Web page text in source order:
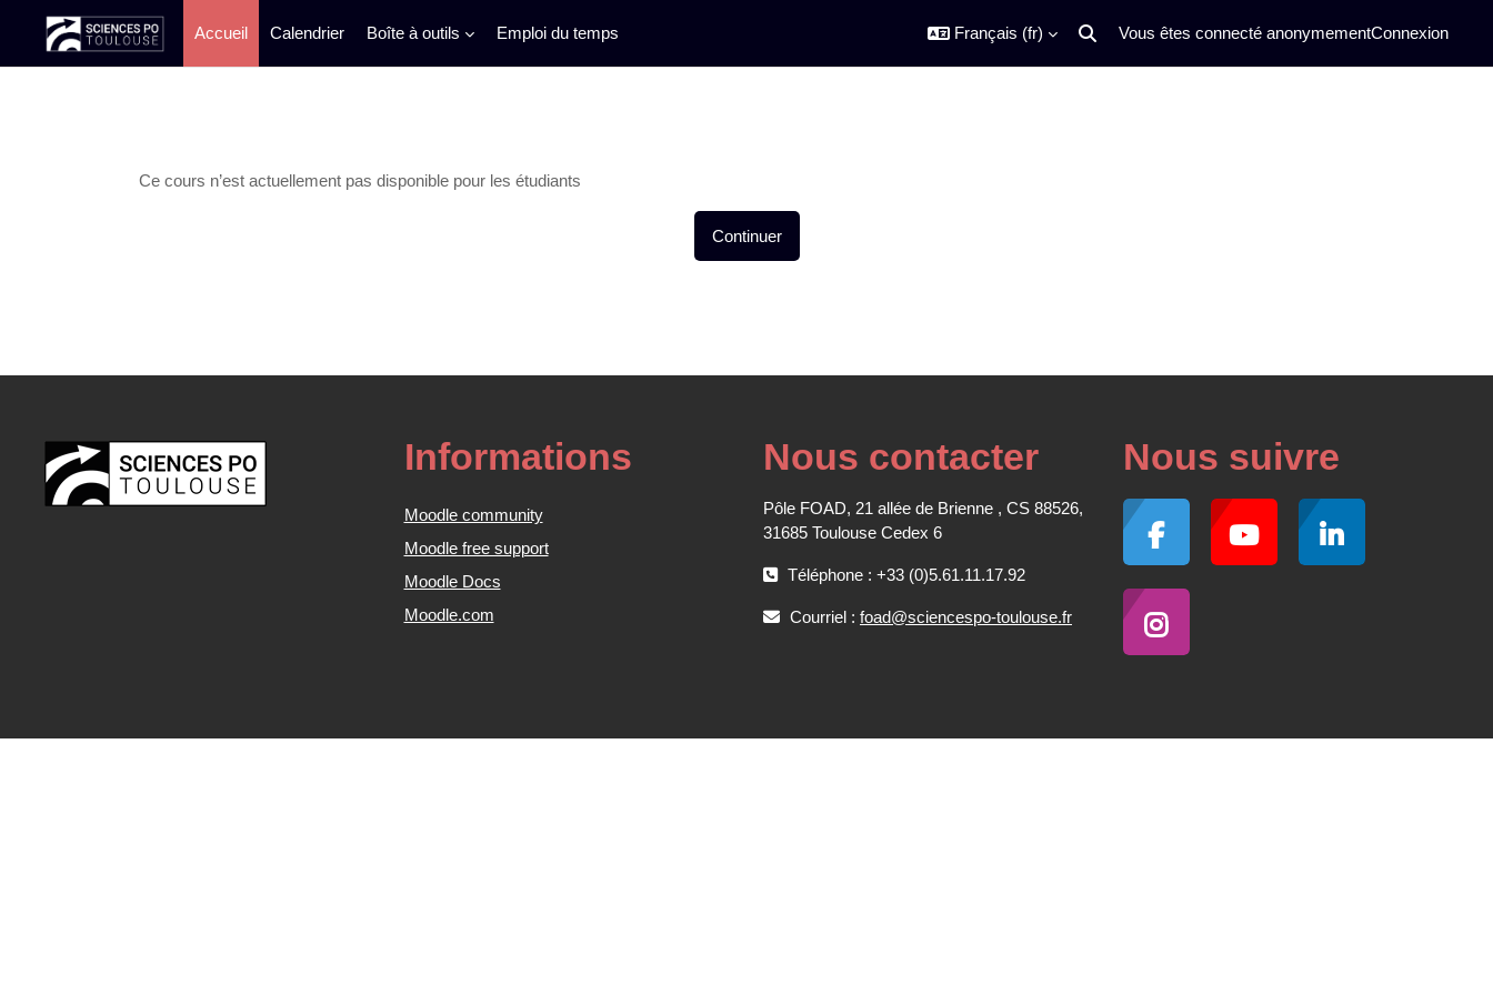
Accueil Calendrier Boîte à outils Emploi du temps Français ‎(fr)‎
Activer/désactiver la saisie de recherche
Vous êtes connecté anonymementConnexion
Ce cours n’est actuellement pas disponible pour les étudiants
Continuer
Informations
Moodle community
Moodle free support
Moodle Docs
Moodle.com
Nous contacter
Pôle FOAD, 21 allée de Brienne , CS 88526,
31685 Toulouse Cedex 6
Téléphone : +33 (0)5.61.11.17.92
Courriel : foad@sciencespo-toulouse.fr
Nous suivre